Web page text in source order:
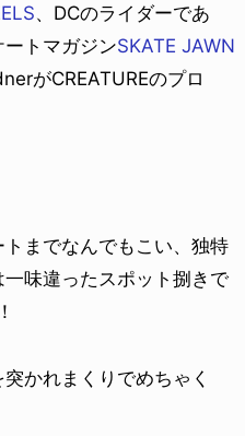
、DCのライダーであ
トマガジンSKATE JAWN
がCREATUREのプロ
までなんでもこい、独特
味違ったスポット捌きで
かれまくりでめちゃく